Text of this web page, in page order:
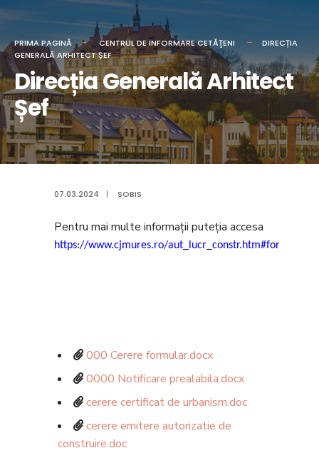
PRIMA PAGINĂ CENTRUL DE INFORMARE CETĂŢENI
DIRECȚIA
GENERALĂ ARHITECT ȘEF
Direcția Generală Arhitect
Șef
07.03.2024 | SOBIS
Pentru mai multe informații puteția accesa
https://www.cjmures.ro/aut_lucr_constr.htm#formulare
000 Cerere formular.docx
0000 Notificare prealabila.docx
cerere certificat de urbanism.doc
cerere emitere autorizatie de
construire.doc